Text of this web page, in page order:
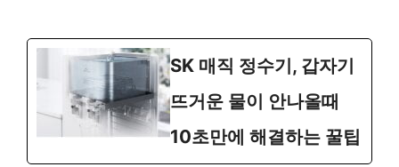
SK 매직 정수기, 갑자기
뜨거운 물이 안나올때
10초만에 해결하는 꿀팁